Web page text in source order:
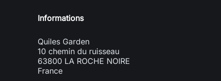
Informations
Quiles Garden
10 chemin du ruisseau
63800 LA ROCHE NOIRE
France